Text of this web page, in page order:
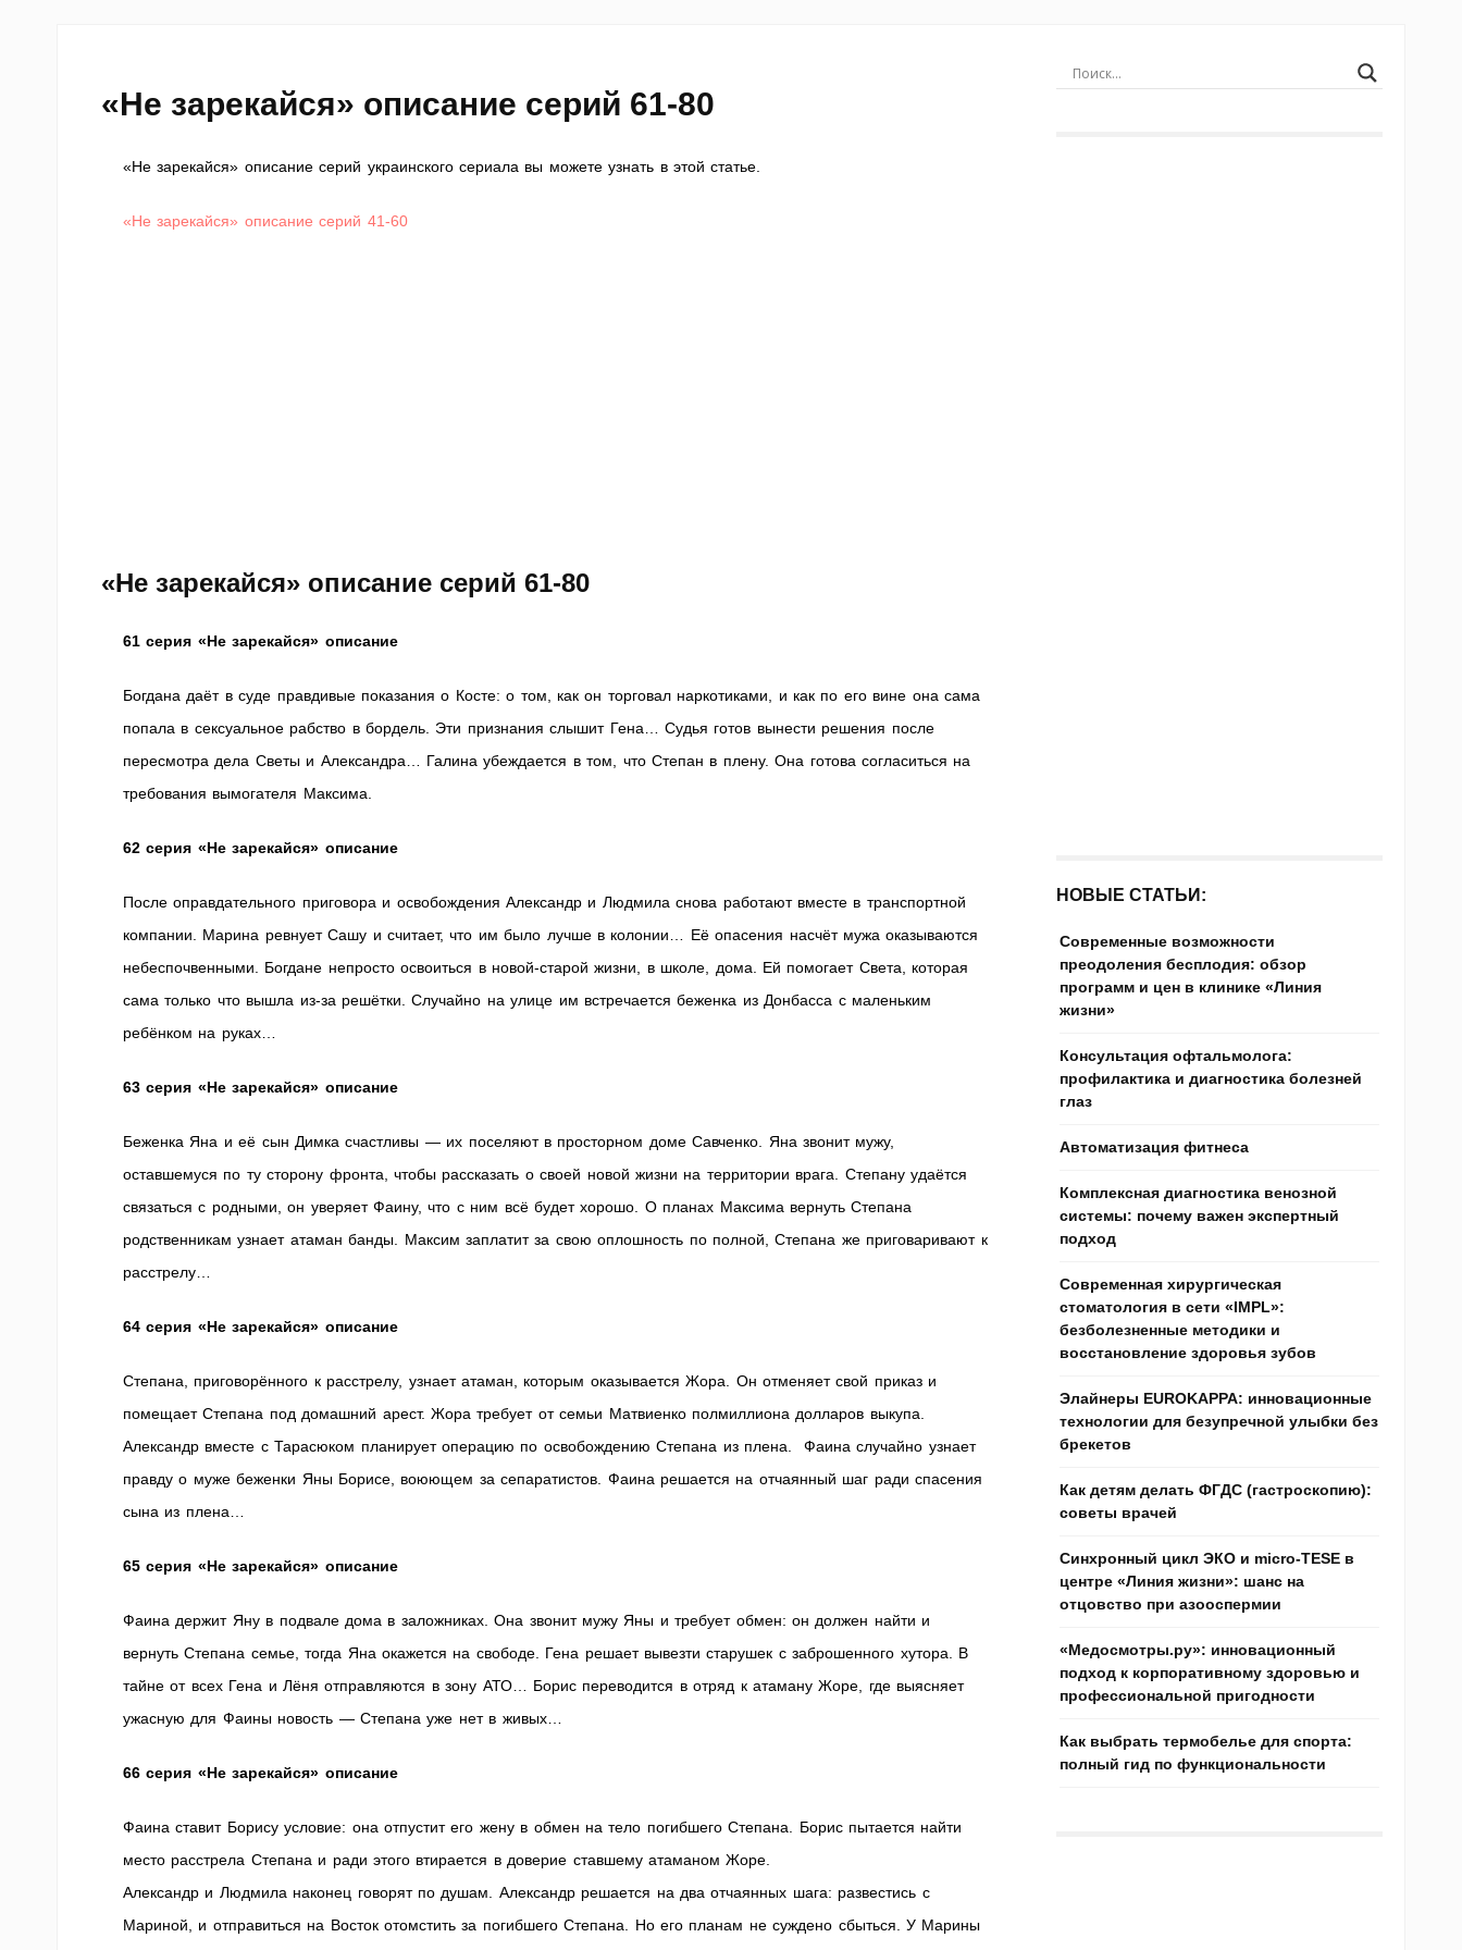
«Не зарекайся» описание серий 61-80
«Не зарекайся» описание серий украинского сериала вы можете узнать в этой статье.
«Не зарекайся» описание серий 41-60
«Не зарекайся» описание серий 61-80
61 серия «Не зарекайся» описание
Богдана даёт в суде правдивые показания о Косте: о том, как он торговал наркотиками, и как по его вине она сама
попала в сексуальное рабство в бордель. Эти признания слышит Гена… Судья готов вынести решения после
пересмотра дела Светы и Александра… Галина убеждается в том, что Степан в плену. Она готова согласиться на
требования вымогателя Максима.
62 серия «Не зарекайся» описание
После оправдательного приговора и освобождения Александр и Людмила снова работают вместе в транспортной
компании. Марина ревнует Сашу и считает, что им было лучше в колонии… Её опасения насчёт мужа оказываются
небеспочвенными. Богдане непросто освоиться в новой-старой жизни, в школе, дома. Ей помогает Света, которая
сама только что вышла из-за решётки. Случайно на улице им встречается беженка из Донбасса с маленьким
ребёнком на руках…
63 серия «Не зарекайся» описание
Беженка Яна и её сын Димка счастливы — их поселяют в просторном доме Савченко. Яна звонит мужу,
оставшемуся по ту сторону фронта, чтобы рассказать о своей новой жизни на территории врага. Степану удаётся
связаться с родными, он уверяет Фаину, что с ним всё будет хорошо. О планах Максима вернуть Степана
родственникам узнает атаман банды. Максим заплатит за свою оплошность по полной, Степана же приговаривают к
расстрелу…
64 серия «Не зарекайся» описание
Степана, приговорённого к расстрелу, узнает атаман, которым оказывается Жора. Он отменяет свой приказ и
помещает Степана под домашний арест. Жора требует от семьи Матвиенко полмиллиона долларов выкупа.
Александр вместе с Тарасюком планирует операцию по освобождению Степана из плена. Фаина случайно узнает
правду о муже беженки Яны Борисе, воюющем за сепаратистов. Фаина решается на отчаянный шаг ради спасения
сына из плена…
65 серия «Не зарекайся» описание
Фаина держит Яну в подвале дома в заложниках. Она звонит мужу Яны и требует обмен: он должен найти и
вернуть Степана семье, тогда Яна окажется на свободе. Гена решает вывезти старушек с заброшенного хутора. В
тайне от всех Гена и Лёня отправляются в зону АТО… Борис переводится в отряд к атаману Жоре, где выясняет
ужасную для Фаины новость — Степана уже нет в живых…
66 серия «Не зарекайся» описание
Фаина ставит Борису условие: она отпустит его жену в обмен на тело погибшего Степана. Борис пытается найти
место расстрела Степана и ради этого втирается в доверие ставшему атаманом Жоре.
Александр и Людмила наконец говорят по душам. Александр решается на два отчаянных шага: развестись с
Мариной, и отправиться на Восток отомстить за погибшего Степана. Но его планам не суждено сбыться. У Марины
НОВЫЕ СТАТЬИ:
Современные возможности
преодоления бесплодия: обзор
программ и цен в клинике «Линия
жизни»
Консультация офтальмолога:
профилактика и диагностика болезней
глаз
Автоматизация фитнеса
Комплексная диагностика венозной
системы: почему важен экспертный
подход
Современная хирургическая
стоматология в сети «IMPL»:
безболезненные методики и
восстановление здоровья зубов
Элайнеры EUROKAPPA: инновационные
технологии для безупречной улыбки без
брекетов
Как детям делать ФГДС (гастроскопию):
советы врачей
Синхронный цикл ЭКО и micro-TESE в
центре «Линия жизни»: шанс на
отцовство при азооспермии
«Медосмотры.ру»: инновационный
подход к корпоративному здоровью и
профессиональной пригодности
Как выбрать термобелье для спорта:
полный гид по функциональности